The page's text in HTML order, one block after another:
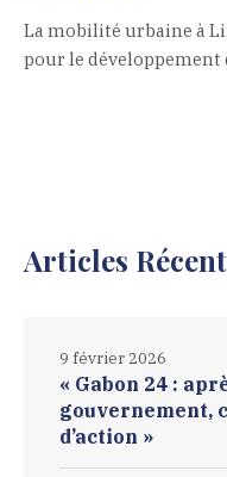
La mobilité urbaine à
pour le développement
Articles
« Gabon 24 :
gouvernement,
d’action »
9 février 2026